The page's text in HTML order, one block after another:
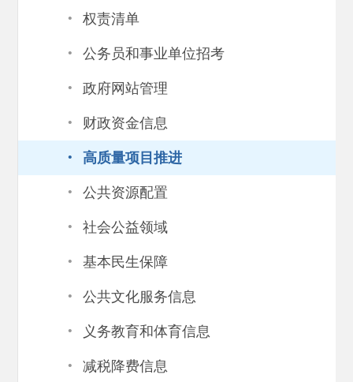
· 权责清单
· 公务员和事业单位招考
· 政府网站管理
· 财政资金信息
· 高质量项目推进
· 公共资源配置
· 社会公益领域
· 基本民生保障
· 公共文化服务信息
· 义务教育和体育信息
· 减税降费信息